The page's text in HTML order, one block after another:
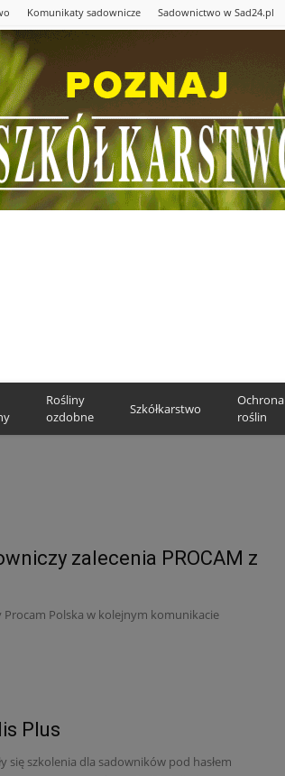
Komunikaty sadownicze Sadownictwo w Sad24.pl
Rośliny
ozdobne
Szkółkarstwo
Ochrona
roślin
zalecenia PROCAM z
Procam Polska w kolejnym komunikacie
Plus
się szkolenia dla sadowników pod hasłem